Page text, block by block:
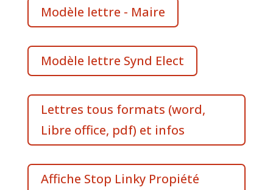
Modèle lettre - Maire
Modèle lettre Synd Elect
Lettres tous formats (word,
Libre office, pdf) et infos
Affiche Stop Linky Propiété